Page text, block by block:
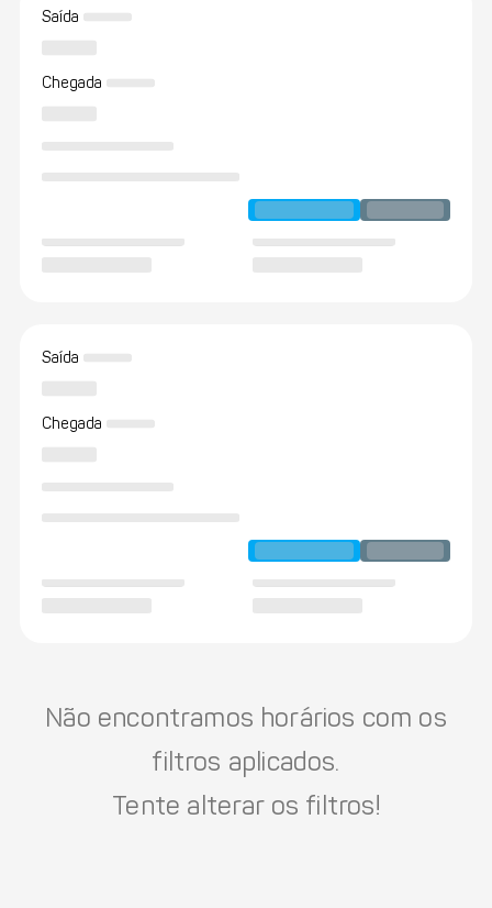
Saída
Chegada
Saída
Chegada
Não encontramos horários com os
filtros aplicados.
Tente alterar os filtros!